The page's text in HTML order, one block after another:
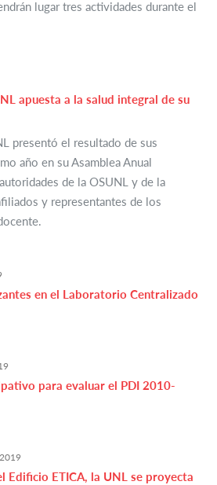
lugar tres actividades durante el
apuesta a la salud integral de su
presentó el resultado de sus
año en su Asamblea Anual
de la OSUNL y de la
y representantes de los
en el Laboratorio Centralizado
para evaluar el PDI 2010-
Edificio ETICA, la UNL se proyecta